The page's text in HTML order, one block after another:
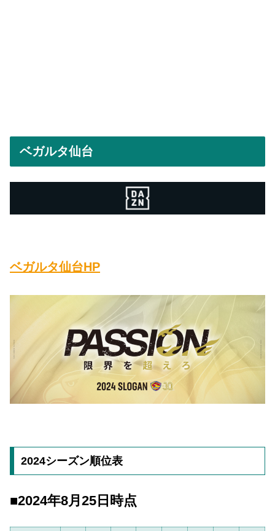
ベガルタ仙台
ベガルタ仙台HP
2024シーズン順位表
■2024年8月25日時点